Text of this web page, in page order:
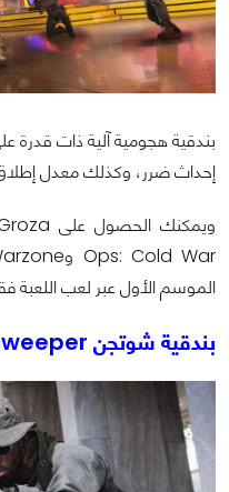
بندقية هجومية آلية ذات قدرة
إحداث ضرر، وكذلك معدل
الموسم الأول عبر لعب اللعبة
بندقية شوتجن Streetsweeper – في الموسم: